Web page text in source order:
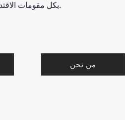
بكل مقومات الاقتدار والتمكّن؛ بذلك وحده تبني حصانتها ضد الأخطار المتكاثرة.
من نحن